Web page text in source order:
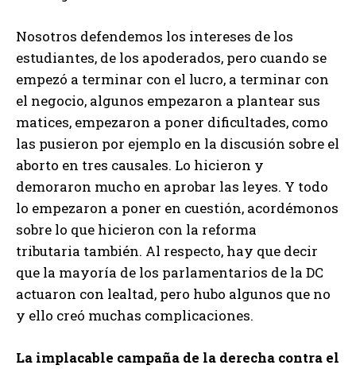
Nosotros defendemos los intereses de los
estudiantes, de los apoderados, pero cuando se
empezó a terminar con el lucro, a terminar con
el negocio, algunos empezaron a plantear sus
matices, empezaron a poner dificultades, como
las pusieron por ejemplo en la discusión sobre el
aborto en tres causales. Lo hicieron y
demoraron mucho en aprobar las leyes. Y todo
lo empezaron a poner en cuestión, acordémonos
sobre lo que hicieron con la reforma
tributaria también. Al respecto, hay que decir
que la mayoría de los parlamentarios de la DC
actuaron con lealtad, pero hubo algunos que no
y ello creó muchas complicaciones.
La implacable campaña de la derecha contra el